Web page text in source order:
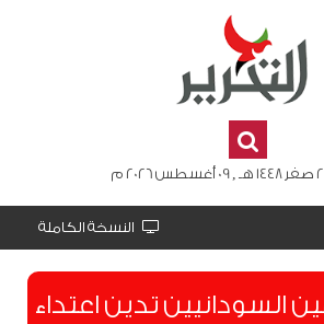
النسخة الكاملة
السودانيين تدين اعتداء